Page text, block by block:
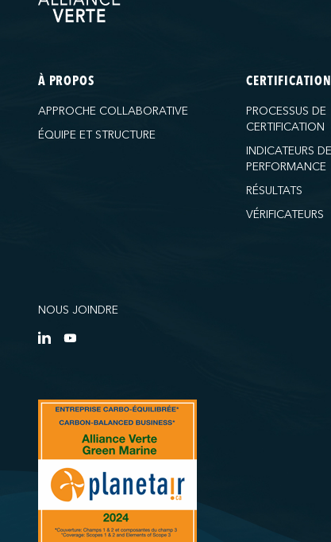
À PROPOS
APPROCHE COLLABORATIVE
ÉQUIPE ET STRUCTURE
CERTIFICATION
PROCESSUS DE
CERTIFICATION
INDICATEURS DE
PERFORMANCE
RÉSULTATS
VÉRIFICATEURS
NOUS JOINDRE